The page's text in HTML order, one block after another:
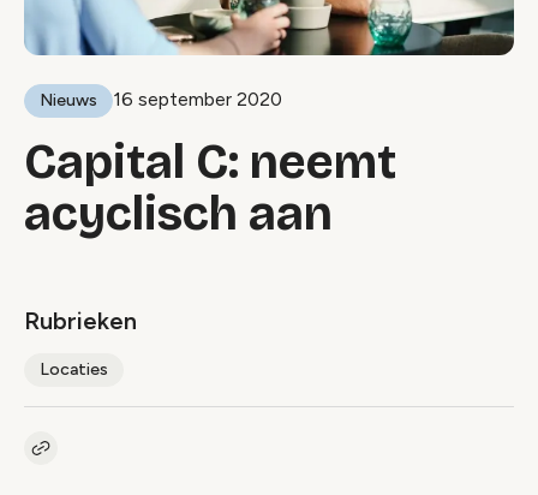
Nieuws 16 september 2020
Capital C: neemt
acyclisch aan
Rubrieken
Locaties
Kopieer link naar artikel